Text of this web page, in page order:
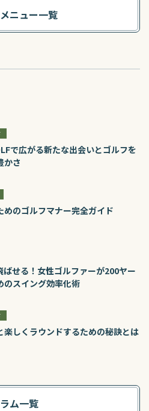
ニュー一覧
で広がる新たな出会いとゴルフを
かさ
めのゴルフマナー完全ガイド
ばせる！女性ゴルファーが200ヤー
のスイング効率化術
楽しくラウンドするための秘訣とは
ム一覧